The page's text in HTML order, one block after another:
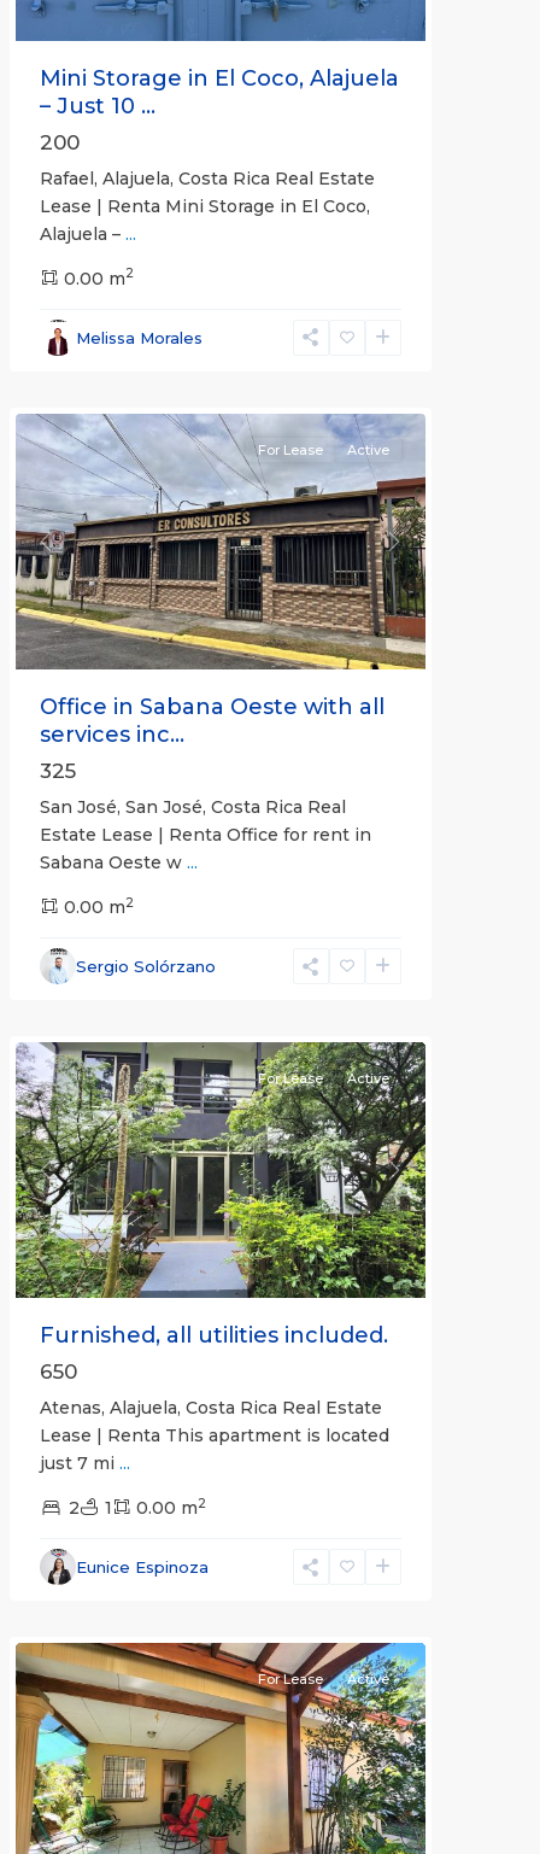
Mini Storage in El Coco, Alajuela
– Just 10 ...
200
Rafael, Alajuela, Costa Rica Real Estate
Lease | Renta Mini Storage in El Coco,
Alajuela – ...
0.00 m2
Melissa Morales
San
San
José
Previous Next
For Lease Active
Office in Sabana Oeste with all
services inc...
325
San José, San José, Costa Rica Real
Estate Lease | Renta Office for rent in
Sabana Oeste w ...
0.00 m2
Sergio Solórzano
Alajuela
(Province)
Previous Next
For Lease Active
Furnished, all utilities included.
650
Atenas, Alajuela, Costa Rica Real Estate
Lease | Renta This apartment is located
just 7 mi ...
2 1 0.00 m2
Eunice Espinoza
Alajuela
(Province)
Previous Next
For Lease Active